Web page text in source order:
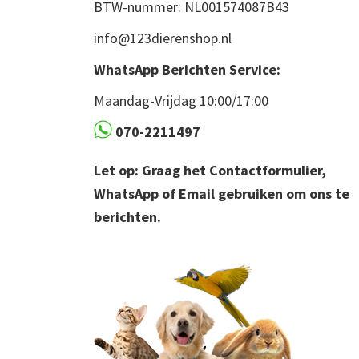
BTW-nummer: NL001574087B43
info@123dierenshop.nl
WhatsApp Berichten Service:
Maandag-Vrijdag 10:00/17:00
070-2211497
Let op: Graag het Contactformulier,
WhatsApp of Email gebruiken om ons te
berichten.